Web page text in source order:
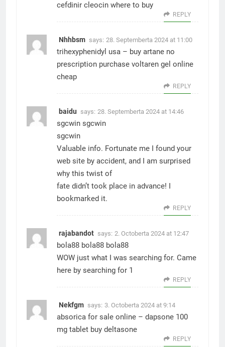
cefdinir cleocin where to buy
REPLY
Nhhbsm says: 28. Septemberta 2024 at 11:00
trihexyphenidyl usa – buy artane no
prescription purchase voltaren gel online
cheap
REPLY
baidu says: 28. Septemberta 2024 at 14:46
sgcwin sgcwin
sgcwin
Valuable info. Fortunate me I found your
web site by accident, and I am surprised
why this twist of
fate didn’t took place in advance! I
bookmarked it.
REPLY
rajabandot says: 2. Octoberta 2024 at 12:47
bola88 bola88 bola88
WOW just what I was searching for. Came
here by searching for 1
REPLY
Nekfgm says: 3. Octoberta 2024 at 9:14
absorica for sale online – dapsone 100
mg tablet buy deltasone
REPLY